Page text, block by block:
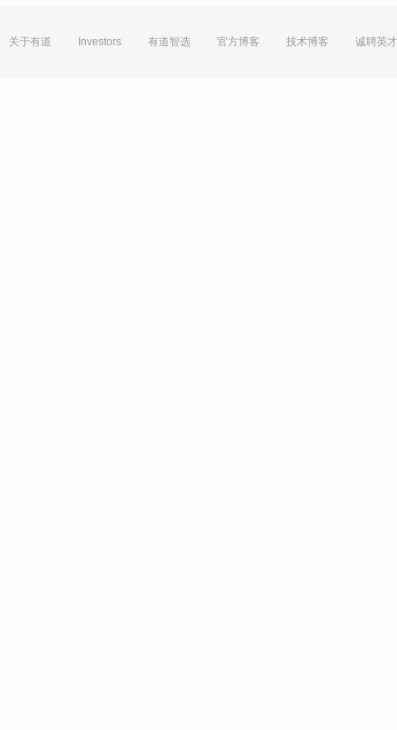
关于有道 Investors 有道智选 官方博客 技术博客 诚聘英才